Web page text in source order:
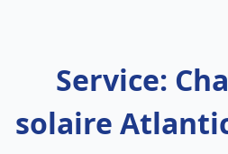
Service:
solaire